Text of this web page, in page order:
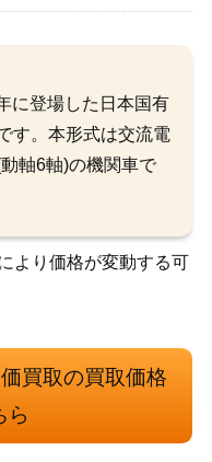
に登場した日本国有
す。本形式は交流電
軸6軸)の機関車で
より価格が変動する可
買取の買取価格
ら